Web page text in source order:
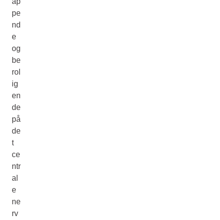
pe
nd
e
og
be
rol
ig
en
de
på
de
t
ce
ntr
al
e
ne
rv